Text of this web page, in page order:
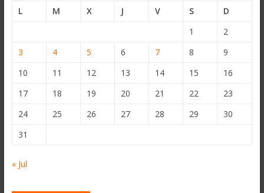
L
M X J V S
D
1
2
3
4 5 6 7 8
9
10
11 12 13 14 15
16
17
18 19 20 21 22
23
24
25 26 27 28 29
30
31
« Jul